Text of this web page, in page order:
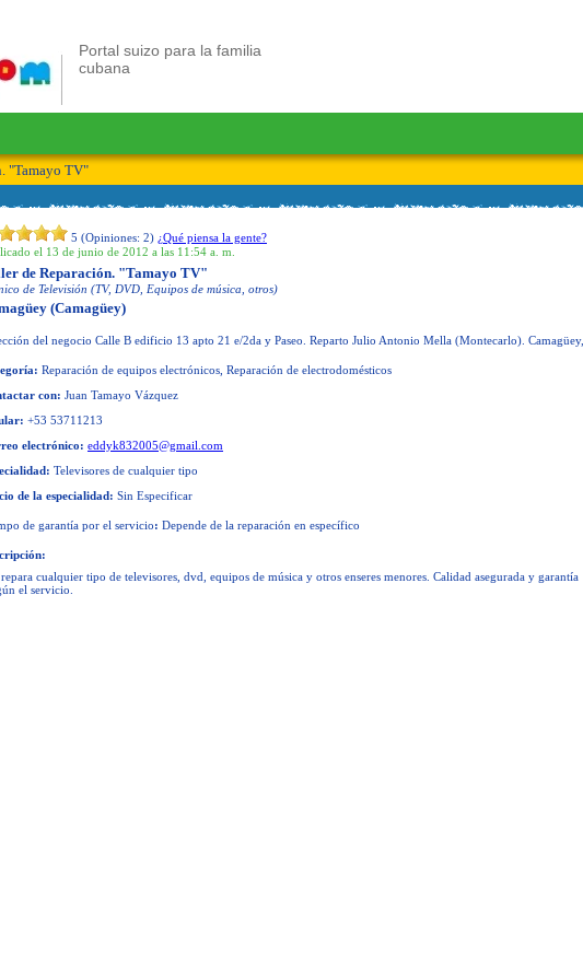
Portal suizo para la familia
cubana
"Tamayo TV"
5 (Opiniones: 2) ¿Qué piensa la gente?
el 13 de junio de 2012 a las 11:54 a. m.
de Reparación. "Tamayo TV"
de Televisión (TV, DVD, Equipos de música, otros)
(Camagüey)
del negocio Calle B edificio 13 apto 21 e/2da y Paseo. Reparto Julio Antonio Mella (Montecarlo). Camagüey,
Reparación de equipos electrónicos, Reparación de electrodomésticos
con: Juan Tamayo Vázquez
+53 53711213
electrónico: eddyk832005@gmail.com
Televisores de cualquier tipo
de la especialidad: Sin Especificar
de garantía por el servicio: Depende de la reparación en específico
repara cualquier tipo de televisores, dvd, equipos de música y otros enseres menores. Calidad asegurada y garantía
el servicio.